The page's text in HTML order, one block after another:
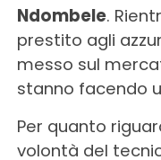
Ndombele.
prestito agli
messo sul
stanno facendo
Per quanto
volontà del